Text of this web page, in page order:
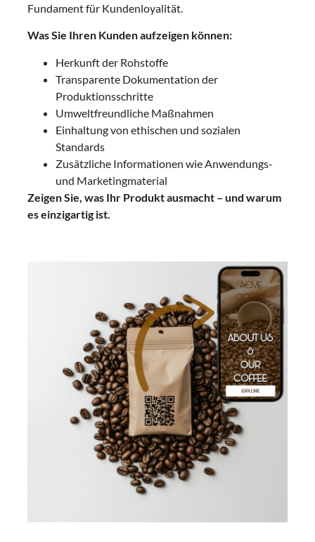
Fundament für Kundenloyalität.
Was Sie Ihren Kunden aufzeigen können:
Herkunft der Rohstoffe
Transparente Dokumentation der
Produktionsschritte
Umweltfreundliche Maßnahmen
Einhaltung von ethischen und sozialen
Standards
Zusätzliche Informationen wie Anwendungs-
und Marketingmaterial
Zeigen Sie, was Ihr Produkt ausmacht – und warum
es einzigartig ist.